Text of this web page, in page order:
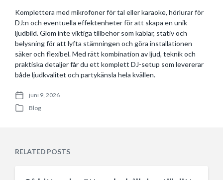
Komplettera med mikrofoner för tal eller karaoke, hörlurar för
DJ:n och eventuella effektenheter för att skapa en unik
ljudbild. Glöm inte viktiga tillbehör som kablar, stativ och
belysning för att lyfta stämningen och göra installationen
säker och flexibel. Med rätt kombination av ljud, teknik och
praktiska detaljer får du ett komplett DJ-setup som levererar
både ljudkvalitet och partykänsla hela kvällen.
P
t
juni 9, 2026
P
d
Blog
RELATED POSTS